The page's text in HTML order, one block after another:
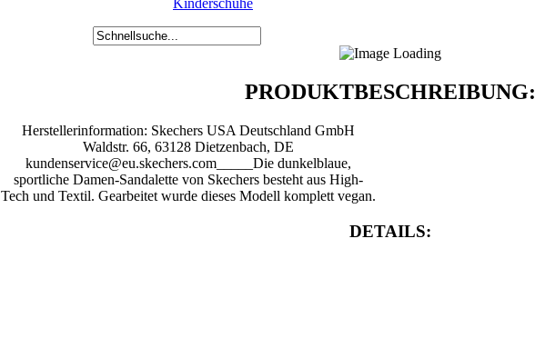
Kinderschuhe
PRODUKTBESCHREIBUNG:
Herstellerinformation: Skechers USA Deutschland GmbH
Waldstr. 66, 63128 Dietzenbach, DE
kundenservice@eu.skechers.com_____Die dunkelblaue,
sportliche Damen-Sandalette von Skechers besteht aus High-
Tech und Textil. Gearbeitet wurde dieses Modell komplett vegan.
DETAILS: